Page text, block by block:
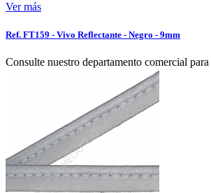
Ver más
Ref. FT159 - Vivo Reflectante - Negro - 9mm
Consulte nuestro departamento comercial